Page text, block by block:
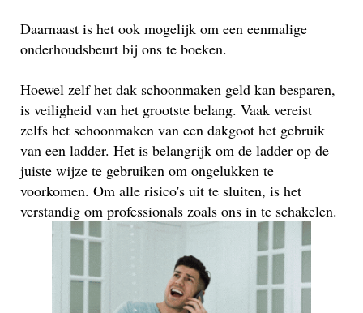
Daarnaast is het ook mogelijk om een eenmalige
onderhoudsbeurt bij ons te boeken.
Hoewel zelf het dak schoonmaken geld kan besparen,
is veiligheid van het grootste belang. Vaak vereist
zelfs het schoonmaken van een dakgoot het gebruik
van een ladder. Het is belangrijk om de ladder op de
juiste wijze te gebruiken om ongelukken te
voorkomen. Om alle risico's uit te sluiten, is het
verstandig om professionals zoals ons in te schakelen.